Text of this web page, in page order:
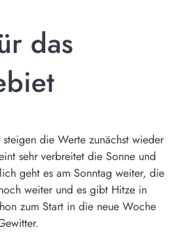
das
steigen die Werte zunächst wieder
sehr verbreitet die Sonne und
geht es am Sonntag weiter, die
weiter und es gibt Hitze in
zum Start in die neue Woche